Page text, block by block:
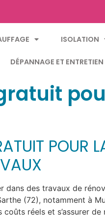
ISOLATION
DÉPANNAGE ET ENTRETIEN
POUR
dans des travaux de
(72), notamment à
coûts réels et s’assurer